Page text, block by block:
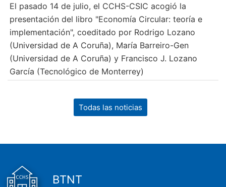
El pasado 14 de julio, el CCHS-CSIC acogió la
presentación del libro "Economía Circular: teoría e
implementación", coeditado por Rodrigo Lozano
(Universidad de A Coruña), María Barreiro-Gen
(Universidad de A Coruña) y Francisco J. Lozano
García (Tecnológico de Monterrey)
Todas las noticias
BTNT